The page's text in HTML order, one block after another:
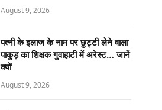
August 9, 2026
पत्नी के इलाज के नाम पर छुट्टी लेने वाला
पाकुड़ का शिक्षक गुवाहाटी में अरेस्ट… जानें
क्यों
August 9, 2026